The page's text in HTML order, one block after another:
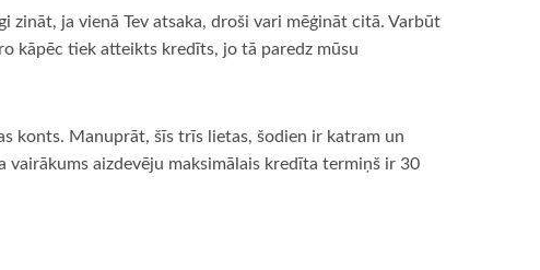
ja vienā Tev atsaka, droši vari mēģināt citā. Varbūt
kāpēc tiek atteikts kredīts, jo tā paredz mūsu
konts. Manuprāt, šīs trīs lietas, šodien ir katram un
aizdevēju maksimālais kredīta termiņš ir 30